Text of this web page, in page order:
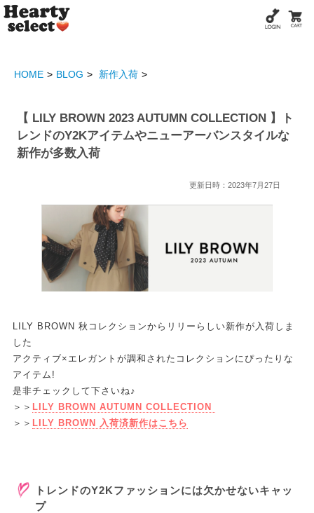
HOME BLOG 新作入荷
【 LILY BROWN 2023 AUTUMN COLLECTION 】ト
レンドのY2Kアイテムやニューアーバンスタイルな
新作が多数入荷
更新日時：2023年7月27日
LILY BROWN 秋コレクションからリリーらしい新作が入荷しま
した
アクティブ×エレガントが調和されたコレクションにぴったりな
アイテム!
是非チェックして下さいね♪
＞＞ LILY BROWN AUTUMN COLLECTION
＞＞ LILY BROWN 入荷済新作はこちら
トレンドのY2Kファッションには欠かせないキャッ
プ